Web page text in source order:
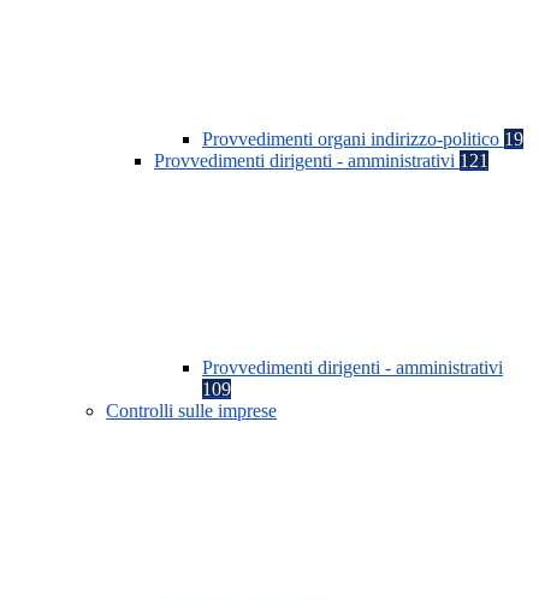
Provvedimenti organi indirizzo-politico 19
Provvedimenti dirigenti - amministrativi 121
Provvedimenti dirigenti - amministrativi
109
Controlli sulle imprese